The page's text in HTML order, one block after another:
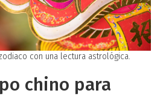
con una lectura astrológica.
chino para